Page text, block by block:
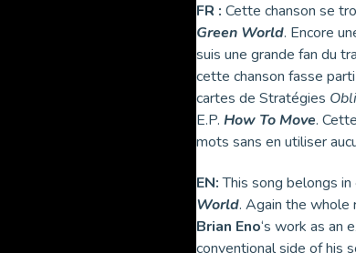
FR : Cette chanson se
Green World. Encore
suis une grande fan du
cette chanson fasse
cartes de Stratégies
E.P. How To Move.
mots sans en utiliser
EN:This song belongs
World. Again the whole
Brian Eno‘s work as an
conventional side of his